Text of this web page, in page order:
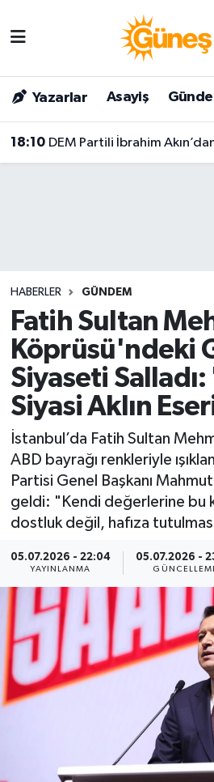
Yazarlar Asayiş
18:10 DEM Partili İbrahim Akın’dan Çerçeve Yasa Açıklaması: "1000
HABERLER GÜNDEM
Fatih Sultan
Köprüsü'ndeki
Siyaseti
Siyasi Aklın
İstanbul’da Fatih Sultan
ABD bayrağı renkleriyle
Partisi Genel Başkanı
geldi: "Kendi değerlerine bu
dostluk değil, hafıza
05.07.2026 - 22:04
YAYINLANMA
05.07.2026 -
Bilim & Teknoloji
Dünya
Magazin
Siyaset
Spor
Yaşam
Malatya Nöbetçi Eczaneler
Malatya Hava Durumu
Malatya Namaz Vakitleri
Son Dakika Haberleri
Haber Arşivi